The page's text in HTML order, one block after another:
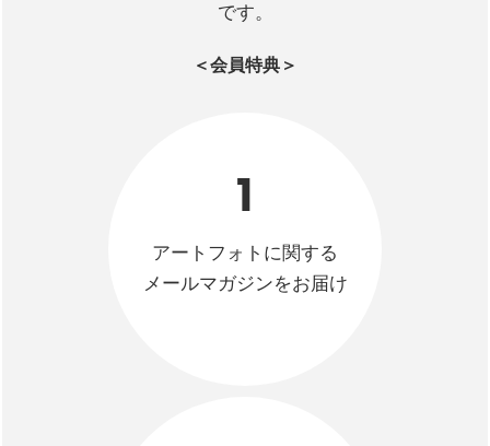
です。
＜会員特典＞
1
アートフォトに関する
メールマガジンをお届け